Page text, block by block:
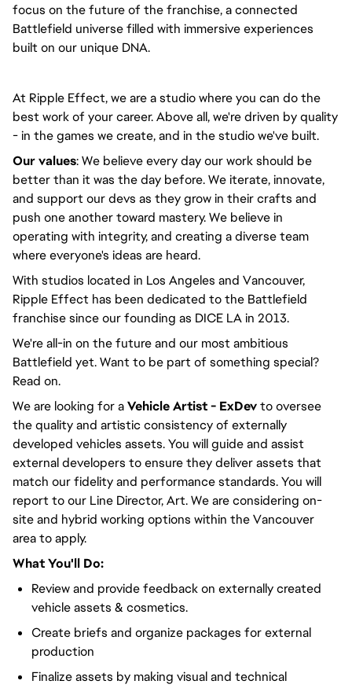
focus on the future of the franchise, a connected
Battlefield universe filled with immersive experiences
built on our unique DNA.
At Ripple Effect, we are a studio where you can do the
best work of your career. Above all, we're driven by quality
- in the games we create, and in the studio we've built.
Our values: We believe every day our work should be
better than it was the day before. We iterate, innovate,
and support our devs as they grow in their crafts and
push one another toward mastery. We believe in
operating with integrity, and creating a diverse team
where everyone's ideas are heard.
With studios located in Los Angeles and Vancouver,
Ripple Effect has been dedicated to the Battlefield
franchise since our founding as DICE LA in 2013.
We're all-in on the future and our most ambitious
Battlefield yet. Want to be part of something special?
Read on.
We are looking for aVehicleArtist - ExDevto oversee
the quality and artistic consistency of externally
developed vehicles assets. You will guide and assist
external developers to ensure they deliver assets that
match our fidelity and performance standards. You will
report to our Line Director, Art. We are considering on-
site and hybrid working options within the Vancouver
area to apply.
What You'll Do:
Review and provide feedback on externally created
vehicle assets & cosmetics.
Create briefs and organize packages for external
production
Finalize assets by making visual and technical